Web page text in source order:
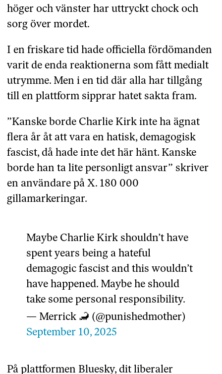
höger och vänster har uttryckt chock och
sorg över mordet.
I en friskare tid hade officiella fördömanden
varit de enda reaktionerna som fått medialt
utrymme. Men i en tid där alla har tillgång
till en plattform sipprar hatet sakta fram.
”Kanske borde Charlie Kirk inte ha ägnat
flera år åt att vara en hatisk, demagogisk
fascist, då hade inte det här hänt. Kanske
borde han ta lite personligt ansvar” skriver
en användare på X. 180 000
gillamarkeringar.
Maybe Charlie Kirk shouldn’t have
spent years being a hateful
demagogic fascist and this wouldn’t
have happened. Maybe he should
take some personal responsibility.
— Merrick 🦂 (@punishedmother)
September 10, 2025
På plattformen Bluesky, dit liberaler